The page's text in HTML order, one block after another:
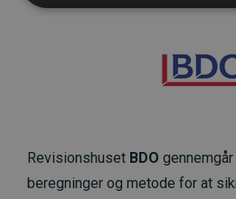
Revisionshuset BDO
beregninger og metode for at